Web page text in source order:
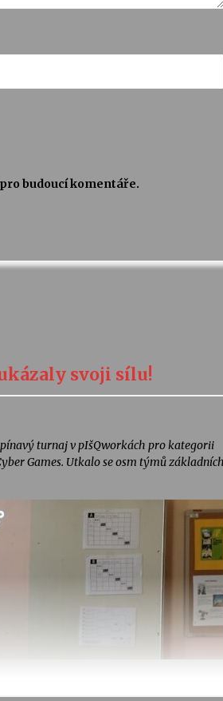
budoucí komentáře.
svoji sílu!
turnaj v pIšQworkách pro kategorii
Games. Utkalo se osm týmů